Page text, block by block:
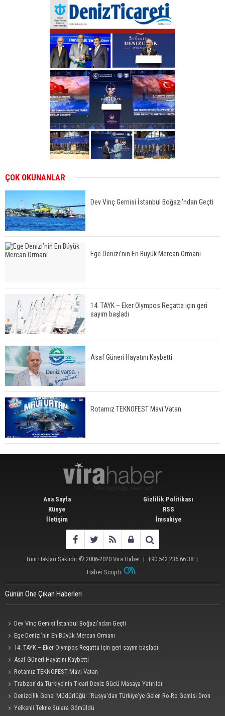
ÇOK OKUNANLAR
Dev Vinç Gemisi İstanbul Boğazı'ndan Geçti
Ege Denizi’nin En Büyük Mercan Ormanı
14. TAYK – Eker Olympos Regatta için geri
sayım başladı
Asaf Güneri Hayatını Kaybetti
Rotamız TEKNOFEST Mavi Vatan
Ana Sayfa
Künye
İletişim
Gizlilik Politikası
RSS
İmsakiye
Tüm Hakları Saklıdır © 2006-2020 Vira Haber | +90 542 236 66 38 |
Haber Scripti
Günün Öne Çıkan Haberleri
Dev Vinç Gemisi İstanbul Boğazı'ndan Geçti
Ege Denizi’nin En Büyük Mercan Ormanı
14. TAYK – Eker Olympos Regatta için geri sayım başladı
Asaf Güneri Hayatını Kaybetti
Rotamız TEKNOFEST Mavi Vatan
Trabzon'da Türkiye'nin Ticari Deniz Gücü Masaya Yatırıldı
Denizcilik Genel Müdürlüğü: "Rusya'dan Türkiye'ye Gelen Ro-Ro Gemisi Dron
Saldırısına Uğradı"
Yelkenli Tekne Sulara Gömüldü